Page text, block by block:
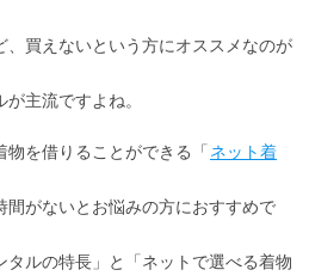
、買えないという方にオススメなのが
主流ですよね。
物を借りることができる「 ネット着
間がないとお悩みの方におすすめで
タルの特長」と「ネットで選べる着物